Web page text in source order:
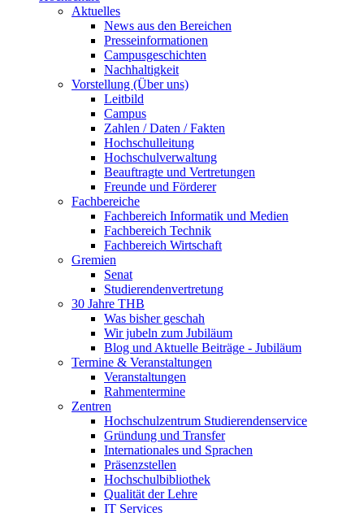
Aktuelles
News aus den Bereichen
Presseinformationen
Campusgeschichten
Nachhaltigkeit
Vorstellung (Über uns)
Leitbild
Campus
Zahlen / Daten / Fakten
Hochschulleitung
Hochschulverwaltung
Beauftragte und Vertretungen
Freunde und Förderer
Fachbereiche
Fachbereich Informatik und Medien
Fachbereich Technik
Fachbereich Wirtschaft
Gremien
Senat
Studierendenvertretung
30 Jahre THB
Was bisher geschah
Wir jubeln zum Jubiläum
Blog und Aktuelle Beiträge - Jubiläum
Termine & Veranstaltungen
Veranstaltungen
Rahmentermine
Zentren
Hochschulzentrum Studierendenservice
Gründung und Transfer
Internationales und Sprachen
Präsenzstellen
Hochschulbibliothek
Qualität der Lehre
IT Services